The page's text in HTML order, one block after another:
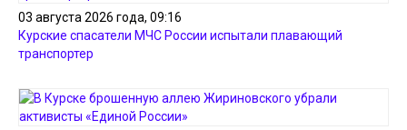
03 августа 2026 года, 09:16
Курские спасатели МЧС России испытали плавающий
транспортер